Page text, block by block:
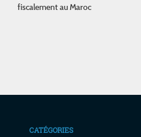
fiscalement au Maroc
CATÉGORIES